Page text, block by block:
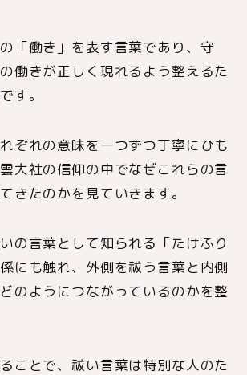
「働き」を表す言葉であり、守
働きが正しく現れるよう整えるた
す。
ぞれの意味を一つずつ丁寧にひも
大社の信仰の中でなぜこれらの言
きたのかを見ていきます。
の言葉として知られる「たけふり
にも触れ、外側を祓う言葉と内側
のようにつながっているのかを整
ことで、祓い言葉は特別な人のた